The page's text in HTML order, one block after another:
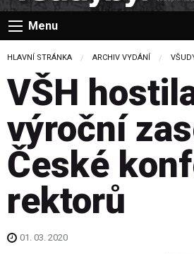
Menu
HLAVNÍ STRÁNKA ARCHIV VYDÁNÍ
VŠH
výroční
České
rektorů
01. 03. 2020